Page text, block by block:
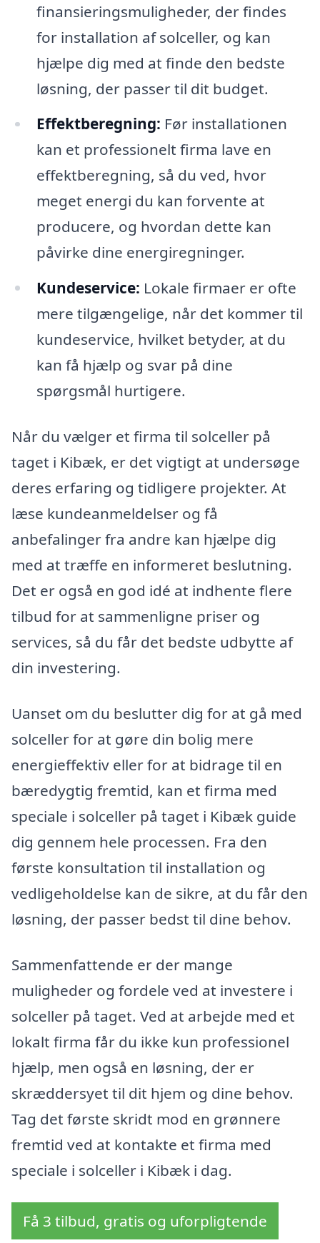
finansieringsmuligheder, der findes
for installation af solceller, og kan
hjælpe dig med at finde den bedste
løsning, der passer til dit budget.
Effektberegning: Før installationen
kan et professionelt firma lave en
effektberegning, så du ved, hvor
meget energi du kan forvente at
producere, og hvordan dette kan
påvirke dine energiregninger.
Kundeservice: Lokale firmaer er ofte
mere tilgængelige, når det kommer til
kundeservice, hvilket betyder, at du
kan få hjælp og svar på dine
spørgsmål hurtigere.
Når du vælger et firma til solceller på
taget i Kibæk, er det vigtigt at undersøge
deres erfaring og tidligere projekter. At
læse kundeanmeldelser og få
anbefalinger fra andre kan hjælpe dig
med at træffe en informeret beslutning.
Det er også en god idé at indhente flere
tilbud for at sammenligne priser og
services, så du får det bedste udbytte af
din investering.
Uanset om du beslutter dig for at gå med
solceller for at gøre din bolig mere
energieffektiv eller for at bidrage til en
bæredygtig fremtid, kan et firma med
speciale i solceller på taget i Kibæk guide
dig gennem hele processen. Fra den
første konsultation til installation og
vedligeholdelse kan de sikre, at du får den
løsning, der passer bedst til dine behov.
Sammenfattende er der mange
muligheder og fordele ved at investere i
solceller på taget. Ved at arbejde med et
lokalt firma får du ikke kun professionel
hjælp, men også en løsning, der er
skræddersyet til dit hjem og dine behov.
Tag det første skridt mod en grønnere
fremtid ved at kontakte et firma med
speciale i solceller i Kibæk i dag.
Få 3 tilbud, gratis og uforpligtende